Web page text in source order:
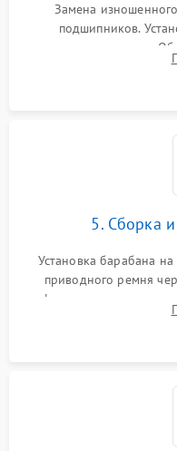
Замена
подшипников.
термодатчиков.
конденсатора,
5. Сборка
Установка барабана
приводного ремня
фиксация всех узлов,
модулю управления.